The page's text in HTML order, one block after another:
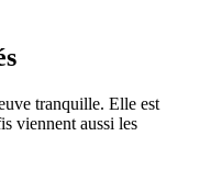
tranquille. Elle est
viennent aussi les